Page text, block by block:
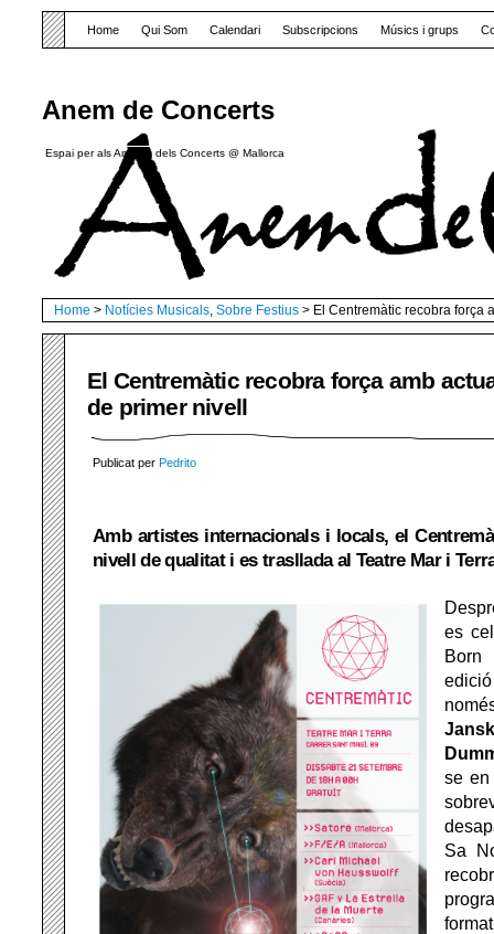
Anem de Concerts
Espai per als Amants dels Concerts @ Mallorca
Home Qui Som Calendari Subscripcions Músics i grups
Home > Notícies Musicals, Sobre Festius > El Centremàtic recobra força
El Centremàtic recobra força amb
de primer nivell
Publicat per Pedrito
Amb artistes internacionals i locals, el
nivell de qualitat i es trasllada al Teatre Mar i
es
se en
Sa